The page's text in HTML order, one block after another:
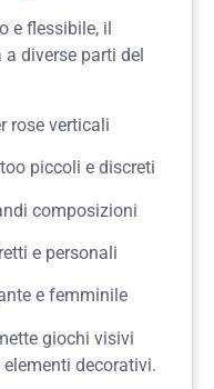
e flessibile, il
diverse parti del
rose verticali
piccoli e discreti
composizioni
e personali
e femminile
giochi visivi
decorativi.